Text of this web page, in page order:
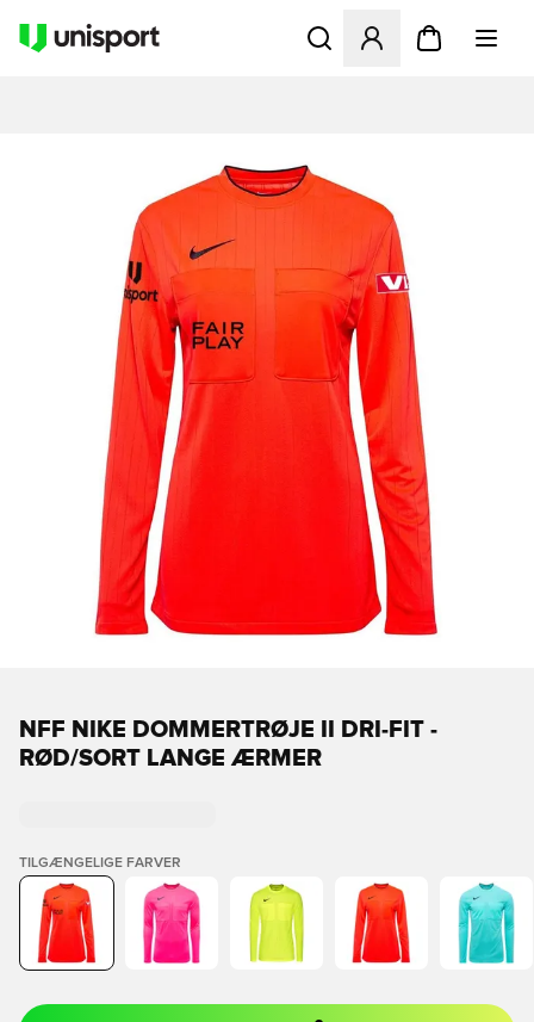
Åbner en Modal til at
NFF NIKE DOMMERTRØJE II DRI-FIT -
RØD/SORT LANGE ÆRMER
TILGÆNGELIGE FARVER